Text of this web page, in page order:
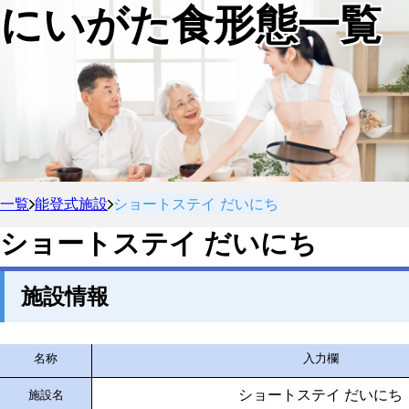
にいがた食形態一覧
一覧 能登式施設 ショートステイ だいにち
ショートステイ だいにち
施設情報